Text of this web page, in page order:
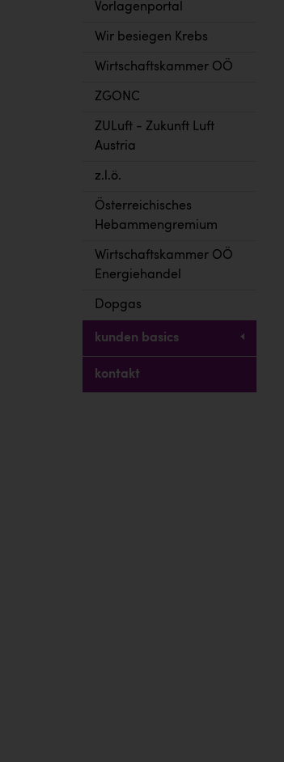
Vorlagenportal
Wir besiegen Krebs
Wirtschaftskammer OÖ
ZGONC
ZULuft - Zukunft Luft
Austria
z.l.ö.
Österreichisches
Hebammengremium
Wirtschaftskammer OÖ
Energiehandel
Dopgas
kunden basics
kontakt